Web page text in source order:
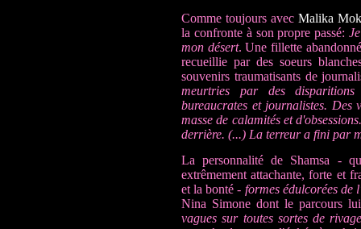
Comme toujours avec Malika
la confronte à son propre passé:
mon désert. Une fillette
recueillie par des soeurs
souvenirs traumatisants de
meurtries par des
bureaucrates et journalistes. Des
masse de calamités et
derrière. (...) La terreur a fini par
La personnalité de Shamsa -
extrêmement attachante, forte et
et la bonté - formes édulcorées de
Nina Simone dont le parcours
vagues sur toutes sortes de